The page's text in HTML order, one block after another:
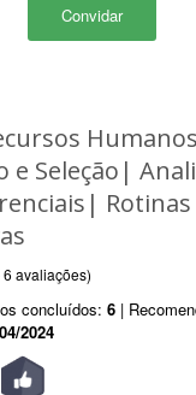
Convidar
e Seleção|
Rotinas
6 avaliações)
concluídos: 6 |
2024